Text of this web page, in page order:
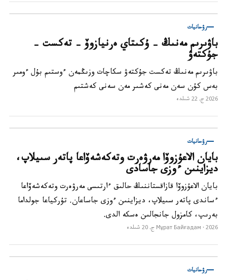
رۋحانيات
باۋىرىم مەنىڭ – ۇكىتاي ەرنيازوۆ – تەكست –
جۇكتەۋ
باۋىرىم مەنىڭ تەكست جۇكتەۋ سكاچات وزىڭمەن ءوستىم بۇل ءومىر
بەس كۇن سەن مەنى كەشىر مەن سەنى كەشتىم
2026 ج. 22 شىلدە
رۋحانيات
بايان الاعۇزوۆا مەرۋەرت وتەكەشەۆاعا پاتەر سىيلاپ،
ديزاينىن ءوزى جاسادى
بايان الاعۇزوۆا قازاقستاننىڭ حالىق ءارتىسى مەرۋەرت وتەكەشەۆاعا
ءساندى پاتەر سىيلاپ، ديزاينىن ءوزى جاساعان. تۇركياعا جولداما
بەرىپ، كامزول جانجالىن ەسكە الدى.
Мұрат Байғадам · 2026 ج. 20 شىلدە
رۋحانيات